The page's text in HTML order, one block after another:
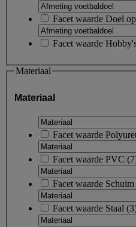
Facet waarde Doel
Facet waarde
Materiaal
Materiaal
Facet waarde
Facet waarde PVC (7
Facet waarde Schuim
Facet waarde Staal (3